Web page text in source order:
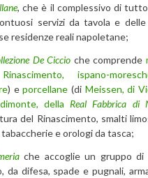
, che è il complessivo di
servizi da tavola e
residenze reali napoletane;
De Ciccio che comprende
ispano-
) eporcellane (di Meissen, di
dellaReal Fabbrica di
del Rinascimento, smalti
e orologi da tasca;
che accoglie un gruppo di
da difesa, spade e pugnali,